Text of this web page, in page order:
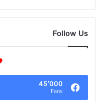
Follow Us
45٬000
Fans